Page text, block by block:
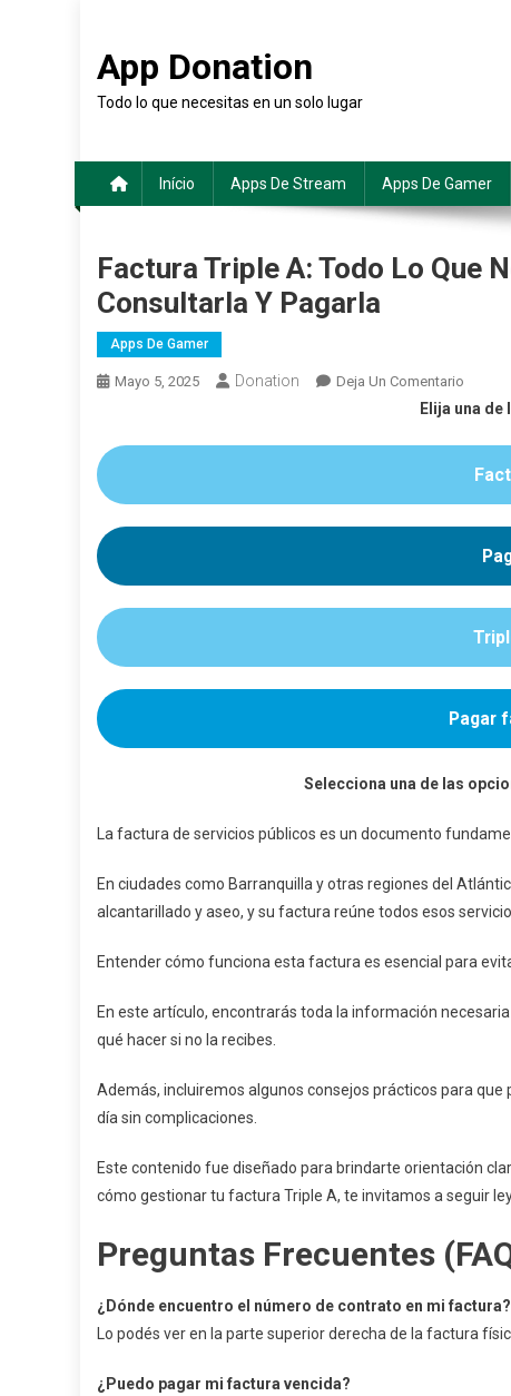
contenido
App Donation
Todo lo que necesitas en un solo lugar
Início Apps De Stream Apps De Gamer
Factura Triple A: Todo Lo Que
Consultarla Y Pagarla
Apps De Gamer
Mayo 5, 2025 Donation Deja Un Comentario
Factura
Todo
Lo
Saber
Para
Y
Pagarla
Elija una
Pagar
Selecciona una de las
La factura de servicios públicos es un documento
En ciudades como Barranquilla y otras regiones del
alcantarillado y aseo, y su factura reúne todos esos
Entender cómo funciona esta factura es esencial para
En este artículo, encontrarás toda la información
qué hacer si no la recibes.
Además, incluiremos algunos consejos prácticos para
día sin complicaciones.
Este contenido fue diseñado para brindarte orientación
cómo gestionar tu factura Triple A, te invitamos a seguir
Preguntas Frecuentes
¿Dónde encuentro el número de contrato en mi factura?
Lo podés ver en la parte superior derecha de la factura
¿Puedo pagar mi factura vencida?